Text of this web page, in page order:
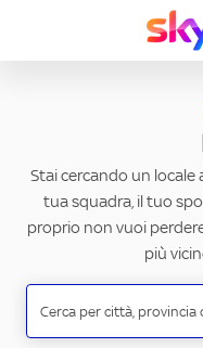
Stai cercando un locale
tua squadra, il tuo
proprio non vuoi
più